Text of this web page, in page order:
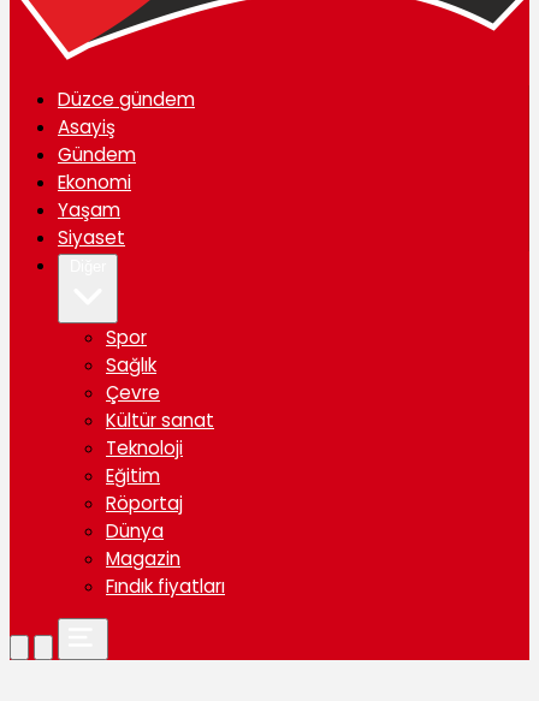
Düzce gündem
Asayiş
Gündem
Ekonomi
Yaşam
Siyaset
Spor
Sağlık
Çevre
Kültür sanat
Teknoloji
Eğitim
Röportaj
Dünya
Magazin
Fındık fiyatları